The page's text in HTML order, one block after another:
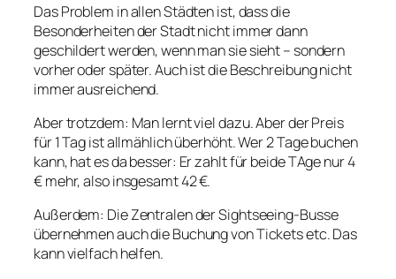
Das Problem in allen Städten ist, dass die
Besonderheiten der Stadt nicht immer dann
geschildert werden, wenn man sie sieht – sondern
vorher oder später. Auch ist die Beschreibung nicht
immer ausreichend.
Aber trotzdem: Man lernt viel dazu. Aber der Preis
für 1 Tag ist allmählich überhöht. Wer 2 Tage buchen
kann, hat es da besser: Er zahlt für beide TAge nur 4
€ mehr, also insgesamt 42 €.
Außerdem: Die Zentralen der Sightseeing-Busse
übernehmen auch die Buchung von Tickets etc. Das
kann vielfach helfen.